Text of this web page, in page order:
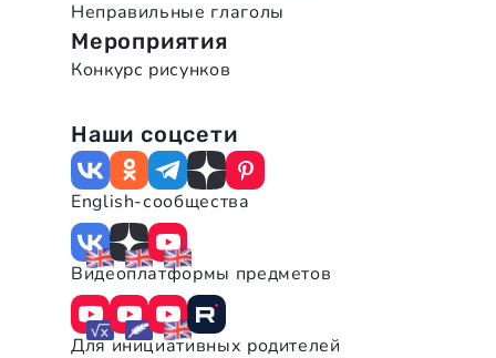
Неправильные глаголы
Мероприятия
Конкурс рисунков
Наши соцсети
English-сообщества
Видеоплатформы предметов
Для инициативных родителей